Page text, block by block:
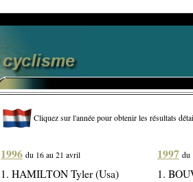
Cliquez sur l'année pour obtenir les résultats
1996 du 16 au 21 avril
1. HAMILTON Tyler (Usa)
1997 du
1.